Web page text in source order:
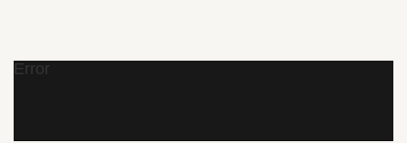
Error